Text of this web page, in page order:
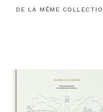
DE LA MÊME